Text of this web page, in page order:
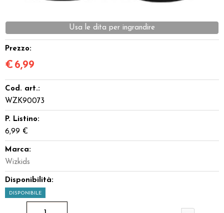
Giocattoli e GadgetUsa le dita per ingrandire
Prezzo:
€ 6,99
Cod. art.:
WZK90073
P. Listino:
6,99 €
Marca:
Wizkids
Disponibilità:
DISPONIBILE